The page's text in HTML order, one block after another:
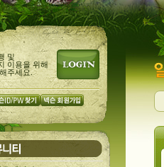
및
이용을 위해
주세요.